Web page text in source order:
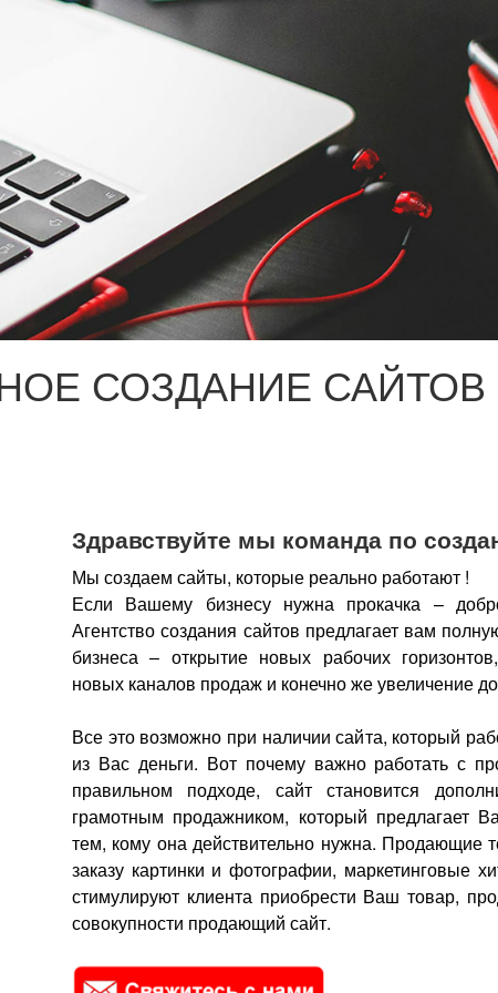
СОЗДАНИЕ САЙТОВ
Здравствуйте мы команда по
Мы создаем сайты, которые реально работают !
Если Вашему бизнесу нужна прокачка –
Агентство создания сайтов предлагает вам
бизнеса – открытие новых рабочих
новых каналов продаж и конечно же увеличение
Все это возможно при наличии сайта, который
из Вас деньги. Вот почему важно работать с
правильном подходе, сайт становится
грамотным продажником, который предлагает
тем, кому она действительно нужна. Продающие
заказу картинки и фотографии, маркетинговые
стимулируют клиента приобрести Ваш товар,
совокупности продающий сайт.